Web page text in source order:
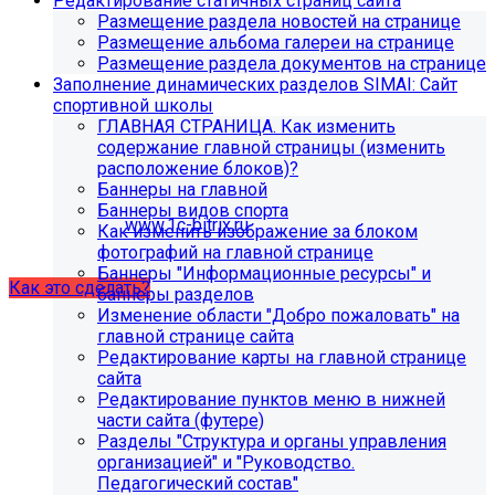
поиск, обучение и удержание специалистов.
Проверьте адрес сервера
обновлений!
Из-за неправильного адреса обновлений может
некорректно отображаться срок действия лицензии.
Убедитесь, что в настройках «Главного модуля»
указан адрес:www.1c-bitrix.ru.
Затем запустите обновление через «Систему
обновлений».
Как это сделать?
Размещение раздела новостей на странице
Размещение альбома галереи на странице
Размещение раздела документов на странице
Заполнение динамических разделов SIMAI: Сайт
спортивной школы
ГЛАВНАЯ СТРАНИЦА. Как изменить
содержание главной страницы (изменить
расположение блоков)?
Баннеры на главной
Баннеры видов спорта
Как изменить изображение за блоком
фотографий на главной странице
Баннеры "Информационные ресурсы" и
баннеры разделов
Изменение области "Добро пожаловать" на
главной странице сайта
Редактирование карты на главной странице
сайта
Редактирование пунктов меню в нижней
части сайта (футере)
Разделы "Структура и органы управления
организацией" и "Руководство.
Педагогический состав"